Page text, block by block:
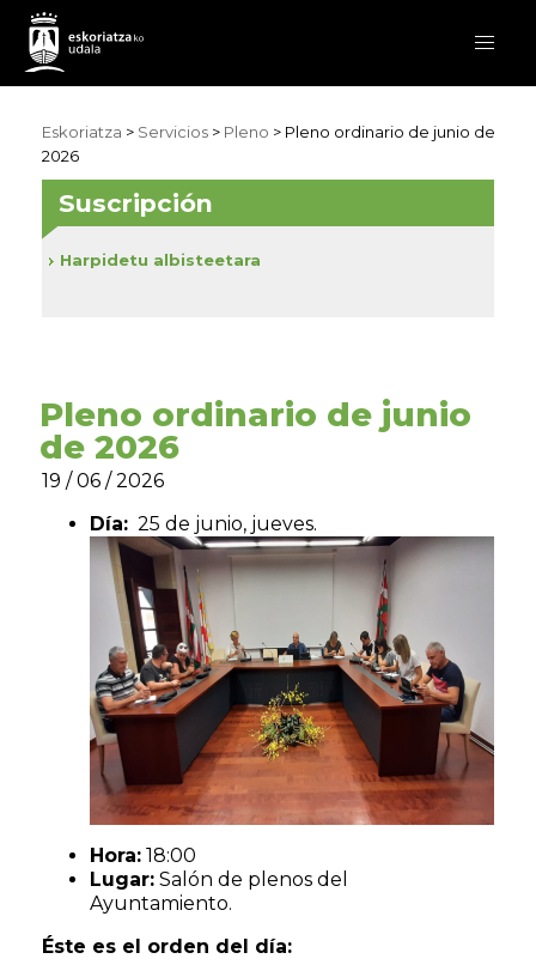
Eskoriatza > Servicios > Pleno > Pleno ordinario de junio de
2026
Pleno ordinario de junio
de 2026
19 / 06 / 2026
Día: 25 de junio, jueves.
Hora: 18:00
Lugar: Salón de plenos del
Ayuntamiento.
Éste es el orden del día:
Suscripción
Harpidetu albisteetara